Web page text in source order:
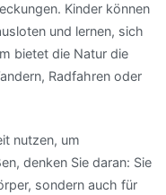
Kinder können
und lernen, sich
bietet die Natur die
Radfahren oder
nutzen, um
denken Sie daran: Sie
sondern auch für